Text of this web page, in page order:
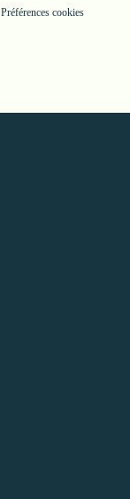
Préférences cookies